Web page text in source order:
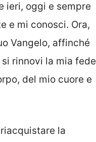
ieri, oggi e sempre
e mi conosci. Ora,
Vangelo, affinché
rinnovi la mia fede
del mio cuore e
la